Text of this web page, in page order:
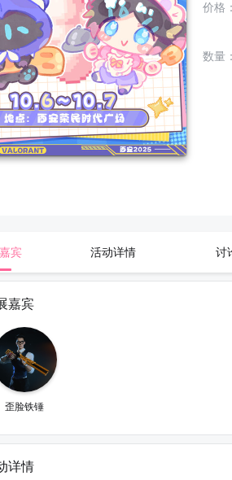
价格
数量
宾 活动详情 讨
嘉宾
歪脸铁锤
详情